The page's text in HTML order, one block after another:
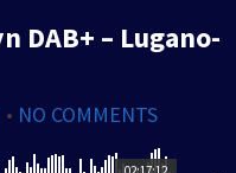
DAB+ – Lugano-
• NO COMMENTS